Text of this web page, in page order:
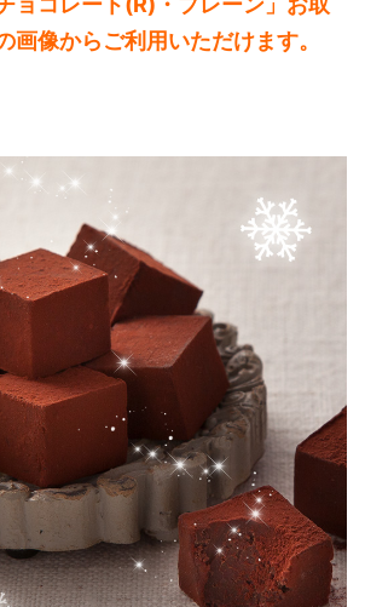
画像からご利用いただけます。